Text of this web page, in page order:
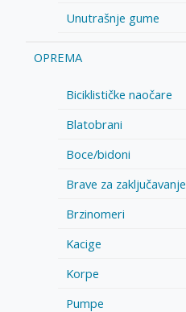
Unutrašnje gume
OPREMA
Biciklističke naočare
Blatobrani
Boce/bidoni
Brave za zaključavanje
Brzinomeri
Kacige
Korpe
Pumpe